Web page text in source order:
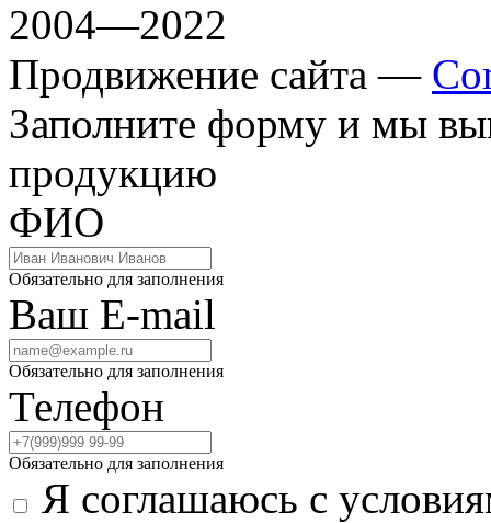
2004—2022
Продвижение сайта —
Заполните форму и мы
продукцию
ФИО
Обязательно для заполнения
Ваш E-mail
Обязательно для заполнения
Телефон
Обязательно для заполнения
Я соглашаюсь с